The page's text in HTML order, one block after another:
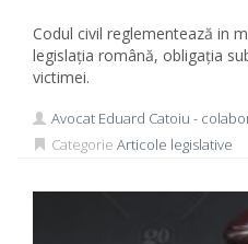
Codul civil reglementează in
legislația română, obligația
victimei.
Avocat Eduard Catoiu -
Categorie Articole legislative